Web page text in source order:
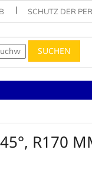
SCHUTZ DER
SUCHEN
R170